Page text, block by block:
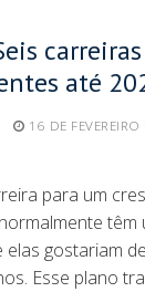
até
16 DE
para um
elas gostariam
Esse plano